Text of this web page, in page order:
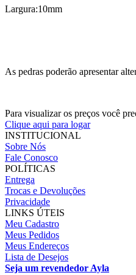
Largura:10mm
As pedras poderão apresentar
Para visualizar os preços você
Clique aqui para logar
INSTITUCIONAL
Sobre Nós
Fale Conosco
POLÍTICAS
Entrega
Trocas e Devoluções
Privacidade
LINKS ÚTEIS
Meu Cadastro
Meus Pedidos
Meus Endereços
Lista de Desejos
Seja um revendedor Ayla